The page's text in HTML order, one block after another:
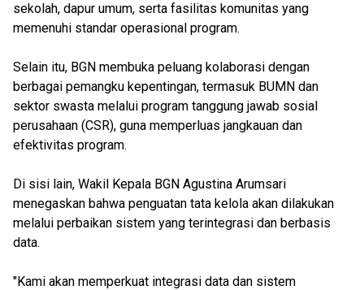
sekolah, dapur umum, serta fasilitas komunitas yang
memenuhi standar operasional program.
Selain itu, BGN membuka peluang kolaborasi dengan
berbagai pemangku kepentingan, termasuk BUMN dan
sektor swasta melalui program tanggung jawab sosial
perusahaan (CSR), guna memperluas jangkauan dan
efektivitas program.
Di sisi lain, Wakil Kepala BGN Agustina Arumsari
menegaskan bahwa penguatan tata kelola akan dilakukan
melalui perbaikan sistem yang terintegrasi dan berbasis
data.
"Kami akan memperkuat integrasi data dan sistem